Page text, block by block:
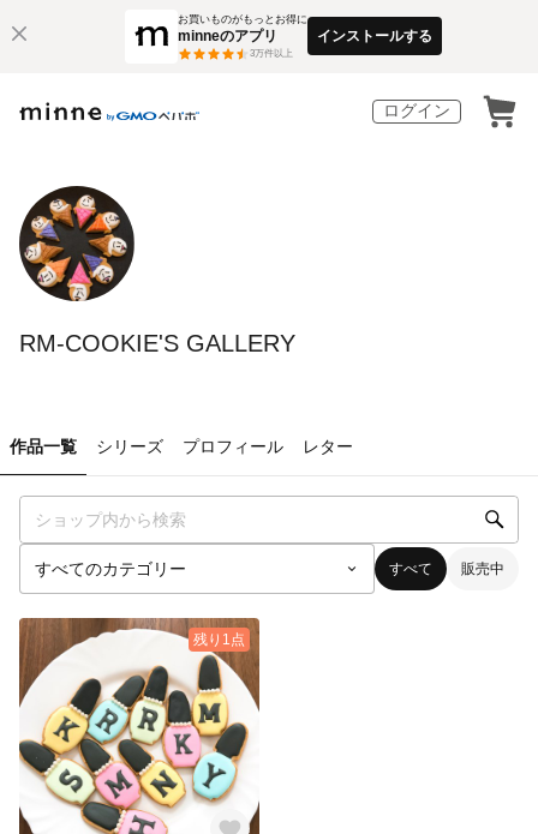
お買いものがもっとお得に
minneのアプリ
3万件以上
インストールする
ログイン
RM-COOKIE'S GALLERY
作品一覧 シリーズ プロフィール レター
すべて 販売中
残り1点